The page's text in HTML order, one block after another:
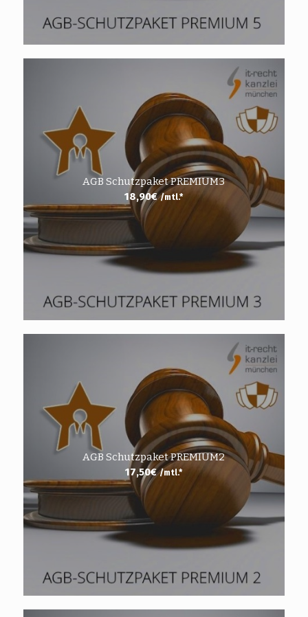
AGB Schutzpaket PREMIUM3
18,90€ /mtl.*
AGB Schutzpaket PREMIUM2
17,50€ /mtl.*